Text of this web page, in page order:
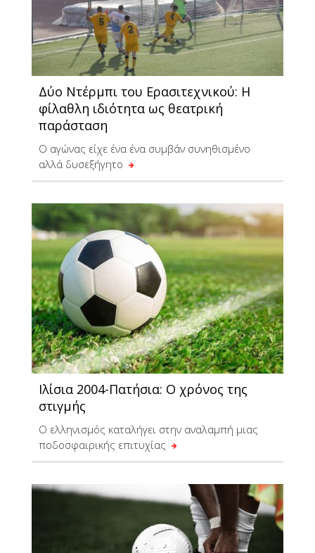
Δύο Ντέρμπι του Ερασιτεχνικού: Η
φίλαθλη ιδιότητα ως θεατρική
παράσταση
Ο αγώνας είχε ένα ένα συμβάν συνηθισμένο
αλλά δυσεξήγητο
Ιλίσια 2004-Πατήσια: Ο χρόνος της
στιγμής
Ο ελληνισμός καταλήγει στην αναλαμπή μιας
ποδοσφαιρικής επιτυχίας